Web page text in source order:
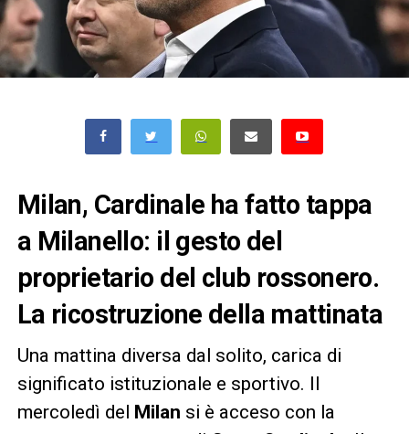
Milan, Cardinale ha fatto tappa
a Milanello: il gesto del
proprietario del club rossonero.
La ricostruzione della mattinata
Una mattina diversa dal solito, carica di
significato istituzionale e sportivo. Il
mercoledì del Milan si è acceso con la